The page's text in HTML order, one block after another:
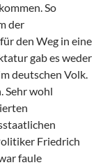
So
der
den Weg in eine
gab es weder
deutschen Volk.
Sehr wohl
Friedrich
faule